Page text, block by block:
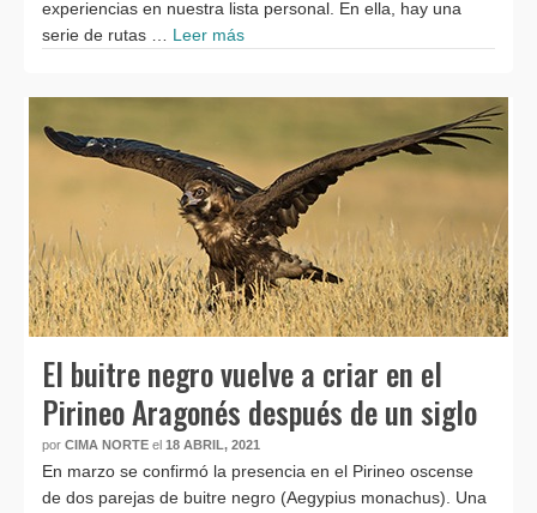
experiencias en nuestra lista personal. En ella, hay una
serie de rutas … Leer más
El buitre negro vuelve a criar en el
Pirineo Aragonés después de un siglo
por CIMA NORTE el 18 ABRIL, 2021
En marzo se confirmó la presencia en el Pirineo oscense
de dos parejas de buitre negro (Aegypius monachus). Una